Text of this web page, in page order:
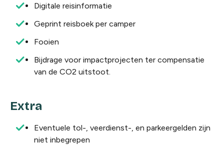
Digitale reisinformatie
Geprint reisboek per camper
Fooien
Bijdrage voor impactprojecten ter compensatie
van de CO2 uitstoot.
Extra
Eventuele tol-, veerdienst-, en parkeergelden zijn
niet inbegrepen